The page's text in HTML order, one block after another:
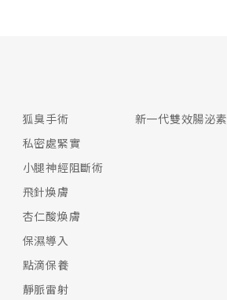
狐臭手術
私密處緊實
小腿神經阻斷術
飛針煥膚
杏仁酸煥膚
保濕導入
點滴保養
靜脈雷射
新一代雙效腸泌素